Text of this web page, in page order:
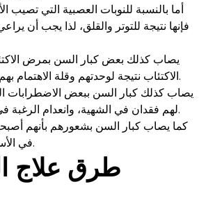
أما بالنسبة للنوبات العصبية التي تصيب
فإنها نتيجة للتوتر والقلق، لذا يجب أن
يصاب كذلك بعض كبار السن بمرض
الاكتئاب نتيجة لوحدتهم وقلة الاهتمام بهم مع مشاغل الحياة.
يصاب كذلك كبار السن ببعض الاضطرابات
لهم فقدان في الشهية، وانعدام الرغبة في القيام بأي نشاط.
كما يصاب كبار السن بشعورهم بأنهم
في الأسرة أو في المجتمع.
طرق علاج